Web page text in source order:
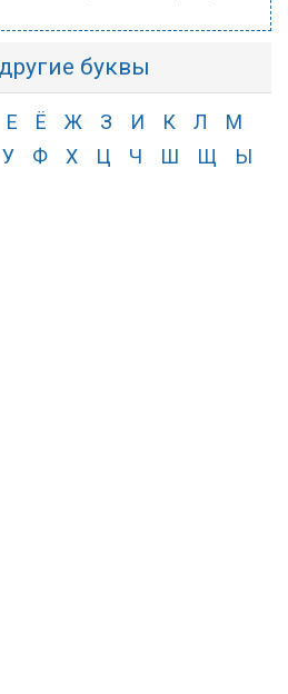
буквы
Е Ё Ж З И К Л
М
У Ф Х Ц Ч Ш Щ
Ы